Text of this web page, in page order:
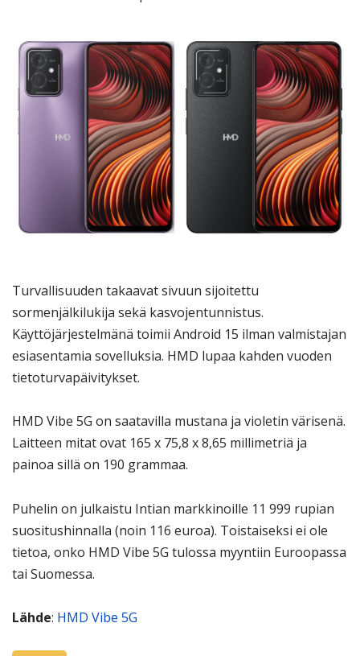
Turvallisuuden takaavat sivuun sijoitettu
sormenjälkilukija sekä kasvojentunnistus.
Käyttöjärjestelmänä toimii Android 15 ilman valmistajan
esiasentamia sovelluksia. HMD lupaa kahden vuoden
tietoturvapäivitykset.
HMD Vibe 5G on saatavilla mustana ja violetin värisenä.
Laitteen mitat ovat 165 x 75,8 x 8,65 millimetriä ja
painoa sillä on 190 grammaa.
Puhelin on julkaistu Intian markkinoille 11 999 rupian
suositushinnalla (noin 116 euroa). Toistaiseksi ei ole
tietoa, onko HMD Vibe 5G tulossa myyntiin Euroopassa
tai Suomessa.
Lähde: HMD Vibe 5G